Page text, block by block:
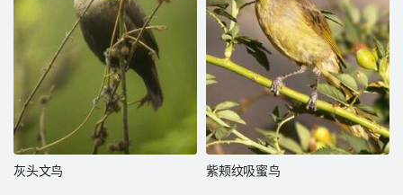
灰头文鸟 紫颊纹吸蜜鸟